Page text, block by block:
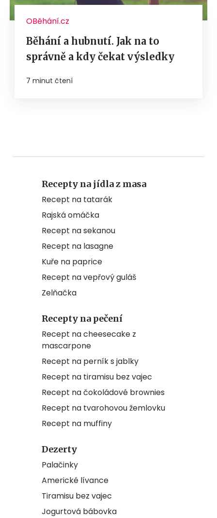
OBěhání.cz
Běhání a hubnutí. Jak na to
správně a kdy čekat výsledky
7 minut čtení
Recepty na jídla z masa
Recept na tatarák
Rajská omáčka
Recept na sekanou
Recept na lasagne
Kuře na paprice
Recept na vepřový guláš
Zelňačka
Recepty na pečení
Recept na cheesecake z
mascarpone
Recept na perník s jablky
Recept na tiramisu bez vajec
Recept na čokoládové brownies
Recept na tvarohovou žemlovku
Recept na muffiny
Dezerty
Palačinky
Americké lívance
Tiramisu bez vajec
Jogurtová bábovka